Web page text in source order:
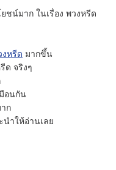
น์มาก ในเรื่อง พวงหรีด
งหรีด มากขึ้น
ด จริงๆ
อนกัน
ก
นำให้อ่านเลย